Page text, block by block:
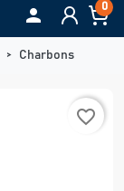
 0
Charbons
favorite_border